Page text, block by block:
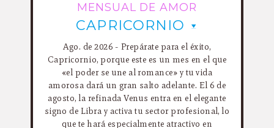
MENSUAL DE AMOR
CAPRICORNIO
Ago. de 2026 - Prepárate para el éxito,
Capricornio, porque este es un mes en el que
«el poder se une al romance» y tu vida
amorosa dará un gran salto adelante. El 6 de
agosto, la refinada Venus entra en el elegante
signo de Libra y activa tu sector profesional, lo
que te hará especialmente atractivo en